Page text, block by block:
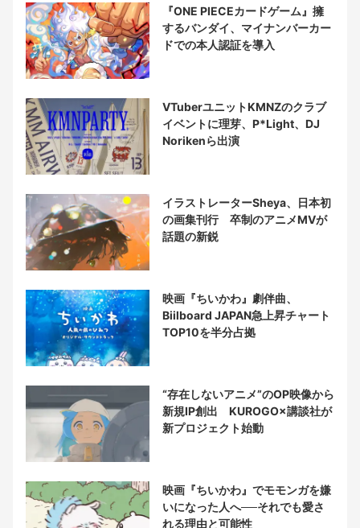
『ONE PIECEカードゲーム』擁
するバンダイ、マイナンバーカー
ドでの本人認証を導入
VTuberユニットKMNZのクラブ
イベントに理芽、P*Light、DJ
Norikenら出演
イラストレーターSheya、日本初
の画集刊行 卒制のアニメMVが
話題の新鋭
映画『ちいかわ』劇伴曲、
Biilboard JAPAN急上昇チャート
TOP10を半分占拠
“存在しないアニメ”のOP映像から
新規IP創出 KUROGO×講談社が
新プロジェクト始動
映画『ちいかわ』でモモンガを嫌
いになった人へ──それでも愛さ
れる理由と可能性